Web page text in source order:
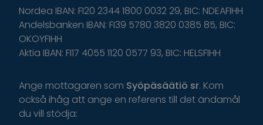
Nordea IBAN: FI20 2344 1800 0032 29, BIC: NDEAFIHH
Andelsbanken IBAN: FI39 5780 3820 0385 85, BIC:
OKOYFIHH
Aktia IBAN: FI17 4055 1120 0577 93, BIC: HELSFIHH
Ange mottagaren som Syöpäsäätiö sr. Kom
också ihåg att ange en referens till det ändamål
du vill stödja: